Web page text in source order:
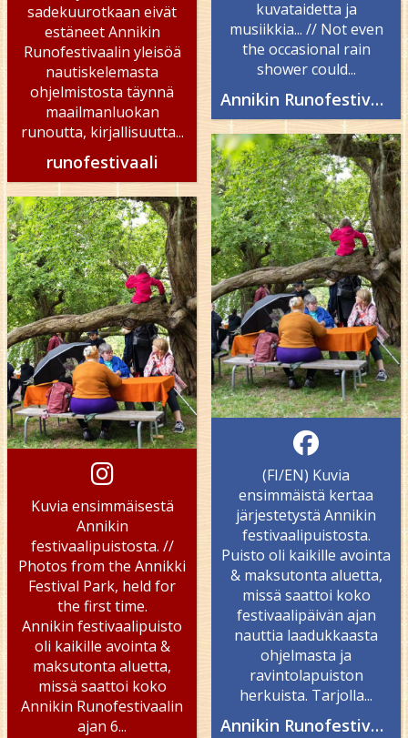
sadekuurotkaan eivät
estäneet Annikin
Runofestivaalin yleisöä
nautiskelemasta
ohjelmistosta täynnä
maailmanluokan
runoutta, kirjallisuutta...
runofestivaali
Kuvia ensimmäisestä
Annikin
festivaalipuistosta. //
Photos from the Annikki
Festival Park, held for
the first time.
Annikin festivaalipuisto
oli kaikille avointa &
maksutonta aluetta,
missä saattoi koko
Annikin Runofestivaalin
ajan 6...
kuvataidetta ja
musiikkia... // Not even
the occasional rain
shower could...
Annikin Runofestivaali - Annikki Poetry Festival
(FI/EN) Kuvia
ensimmäistä kertaa
järjestetystä Annikin
festivaalipuistosta.
Puisto oli kaikille avointa
& maksutonta aluetta,
missä saattoi koko
festivaalipäivän ajan
nauttia laadukkaasta
ohjelmasta ja
ravintolapuiston
herkuista. Tarjolla...
Annikin Runofestivaali - Annikki Poetry Festival